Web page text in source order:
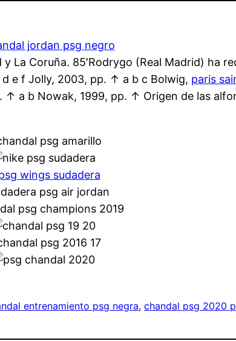
La Coruña. 85′Rodrygo (Real Madrid) ha
e f Jolly, 2003, pp. ↑ a b c Bolwig, paris
a b Nowak, 1999, pp. ↑ Origen de las
entrenamiento psg negra, chandal psg 2020